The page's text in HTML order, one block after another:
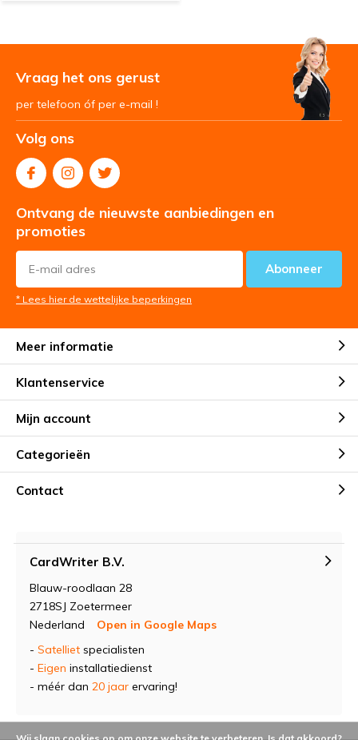
Vraag het ons gerust
per telefoon óf per e-mail !
Volg ons
Ontvang de nieuwste aanbiedingen en
promoties
Abonneer
* Lees hier de wettelijke beperkingen
Meer informatie
Klantenservice
Mijn account
Categorieën
Contact
CardWriter B.V.
Blauw-roodlaan 28
2718SJ Zoetermeer
Nederland
Open in Google Maps
- Satelliet specialisten
- Eigen installatiedienst
- méér dan 20 jaar ervaring!